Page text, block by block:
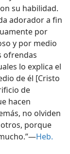
su habilidad.
adorador a fin
por
y por medio
ofrendas
lo explica el
de él [Cristo
de
hacen
no olviden
porque
Heb.